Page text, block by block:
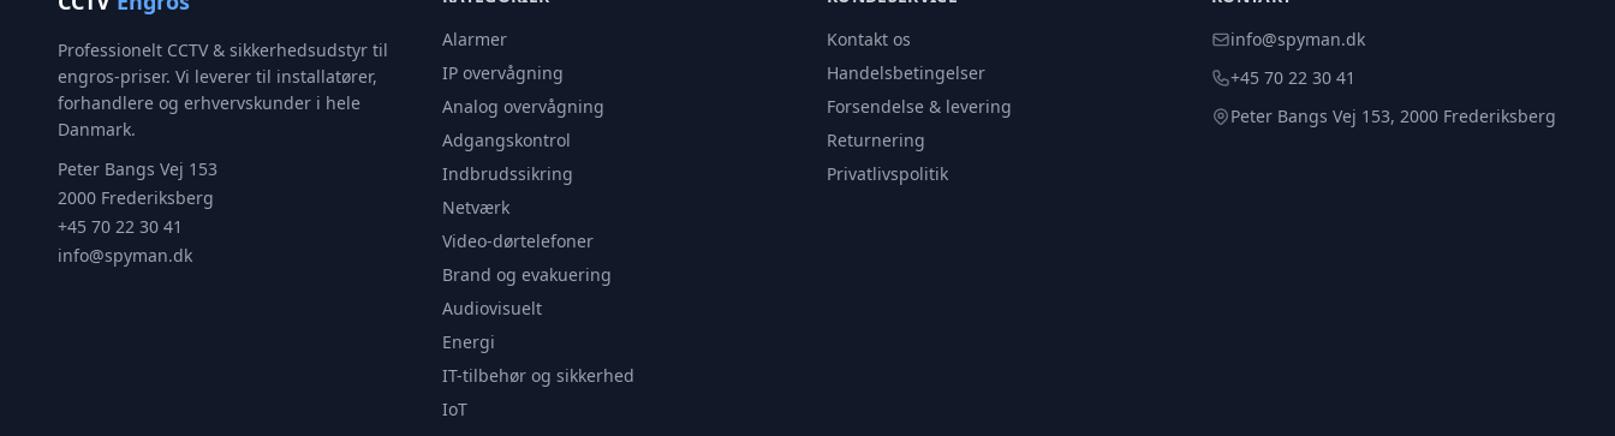
Professionelt CCTV & sikkerhedsudstyr til
engros-priser. Vi leverer til installatører,
forhandlere og erhvervskunder i hele
Danmark.
Peter Bangs Vej 153
2000 Frederiksberg
+45 70 22 30 41
info@spyman.dk
Alarmer
IP overvågning
Analog overvågning
Adgangskontrol
Indbrudssikring
Netværk
Video-dørtelefoner
Brand og evakuering
Audiovisuelt
Energi
IT-tilbehør og sikkerhed
IoT
Kontakt os
Handelsbetingelser
Forsendelse & levering
Returnering
Privatlivspolitik
info@spyman.dk
+45 70 22 30 41
Peter Bangs Vej 153, 2000 Frederiksberg